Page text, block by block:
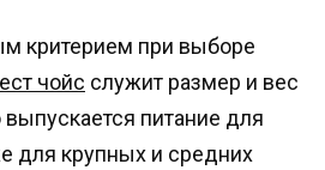
критерием при выборе
чойс служит размер и вес
питание для
для крупных и средних